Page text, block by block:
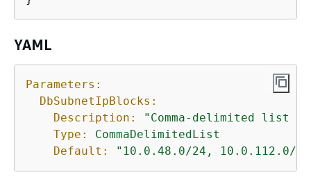
YAML
Parameters:
DbSubnetIpBlocks:
Description:
"Comma-delimited list
Type:
CommaDelimitedList
Default:
"10.0.48.0/24, 10.0.112.0/